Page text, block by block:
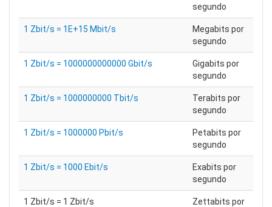
segundo
1 Zbit/s = 1E+15 Mbit/s
Megabits por
segundo
1 Zbit/s = 1000000000000 Gbit/s
Gigabits por
segundo
1 Zbit/s = 1000000000 Tbit/s
Terabits por
segundo
1 Zbit/s = 1000000 Pbit/s
Petabits por
segundo
1 Zbit/s = 1000 Ebit/s
Exabits por
segundo
1 Zbit/s = 1 Zbit/s
Zettabits por